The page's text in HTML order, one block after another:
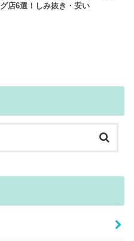
グ店6選！しみ抜き・安い